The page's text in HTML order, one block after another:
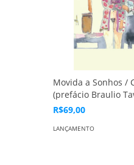
Movida a Sonhos /
(prefácio Braulio
R$69,00
LANÇAMENTO